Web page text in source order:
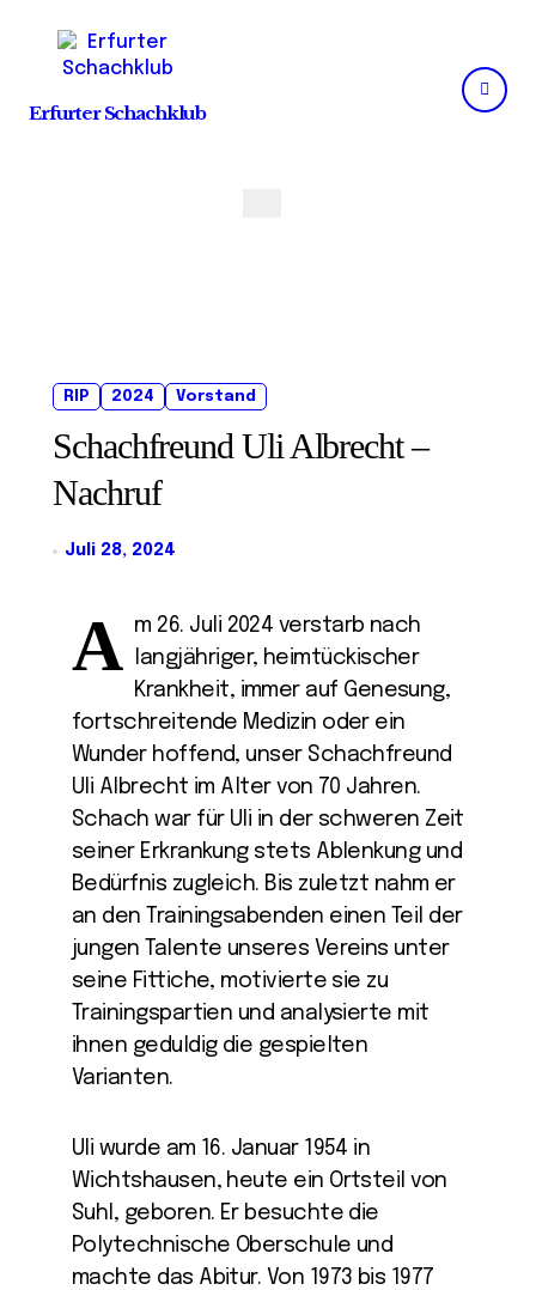
content
Erfurter Schachklub
RIP 2024 Vorstand
Schachfreund Uli Albrecht –
Nachruf
Juli 28, 2024
A m 26. Juli 2024 verstarb nach
langjähriger, heimtückischer
Krankheit, immer auf Genesung,
fortschreitende Medizin oder ein
Wunder hoffend, unser Schachfreund
Uli Albrecht im Alter von 70 Jahren.
Schach war für Uli in der schweren Zeit
seiner Erkrankung stets Ablenkung und
Bedürfnis zugleich. Bis zuletzt nahm er
an den Trainingsabenden einen Teil der
jungen Talente unseres Vereins unter
seine Fittiche, motivierte sie zu
Trainingspartien und analysierte mit
ihnen geduldig die gespielten
Varianten.
Uli wurde am 16. Januar 1954 in
Wichtshausen, heute ein Ortsteil von
Suhl, geboren. Er besuchte die
Polytechnische Oberschule und
machte das Abitur. Von 1973 bis 1977